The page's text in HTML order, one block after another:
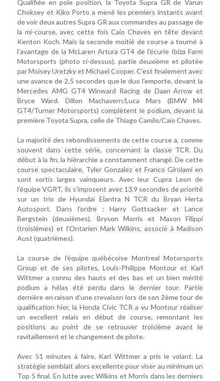
Qualifiée en pole position, la Toyota Supra GR de Varun
Choksey et Kiko Porto a mené les premiers instants avant
de voir deux autres Supra GR aux commandes au passage de
la mi-course, avec cette fois Caio Chaves en tête devant
Kenton Koch. Mais la seconde moitié de course a tourné à
l’avantage de la McLaren Artura GT4 de l'écurie Ibiza Farm
Motorsports (photo ci-dessus), partie deuxième et pilotée
par Moisey Uretzky et Michael Cooper. C’est finalement avec
une avance de 2,5 secondes que le duo l’emporte, devant la
Mercedes AMG GT4 Winward Racing de Daan Arrow et
Bryce Ward. Dillon Machavern/Luca Mars (BMW M4
GT4/Turner Motorsports) complètent le podium, devant la
première Toyota Supra, celle de Thiago Camilo/Caio Chaves.
La majorité des rebondissements de cette course a, comme
souvent dans cette série, concernant la classe TCR. Du
début à la fin, la hiérarchie a constamment changé. De cette
course spectaculaire, Tyler Gonzalez et Franco Girolami en
sont sortis larges vainqueurs. Avec leur Cupra Leon de
l’équipe VGRT, ils s’imposent avec 13,9 secondes de priorité
sur un trio de Hyundai Elantra N TCR du Bryan Herta
Autosport. Dans l’ordre : Harry Gottsacker et Lance
Bergstein (deuxièmes), Bryson Morris et Mason Filippi
(troisièmes) et l’Ontarien Mark Wilkins, associé à Madison
Aust (quatrièmes).
La course de l’équipe québécoise Montreal Motorsports
Group et de ses pilotes, Louis-Philippe Montour et Karl
Wittmer a connu des hauts et des bas et un bien mérité
podium a hélas été perdu dans le dernier tour. Partie
dernière en raison d’une crevaison lors de son 2ème tour de
qualification hier, la Honda Civic TCR a vu Montour réaliser
un excellent relais en début de course, remontant les
positions au point de se retrouver troisième avant le
ravitaillement et le changement de pilote.
Avec 51 minutes à faire, Karl Wittmer a pris le volant. La
stratégie semblait alors excellente pour viser au minimum un
Top 5 final. En lutte avec Wilkins et Morris dans les derniers